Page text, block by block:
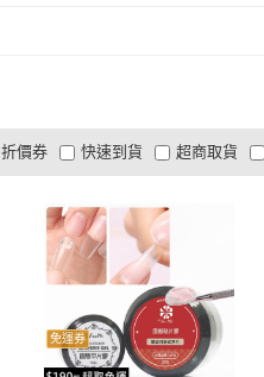
折價券
有影片
商品有量 電視購物
快速到貨 超商取貨
及以上 1 及以上
免運券